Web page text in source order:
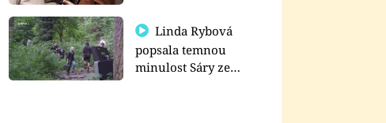
Linda Rybová
popsala temnou
minulost Sáry ze